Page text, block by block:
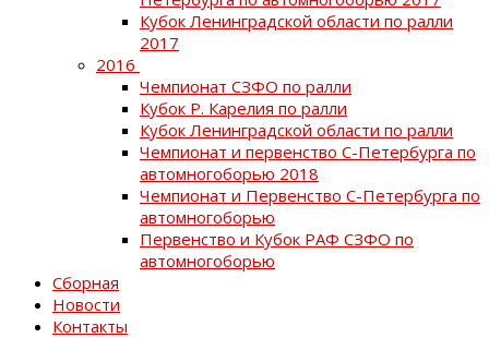
Кубок Ленинградской области по ралли
2017
2016
Чемпионат СЗФО по ралли
Кубок Р. Карелия по ралли
Кубок Ленинградской области по ралли
Чемпионат и первенство С-Петербурга по
автомногоборью 2018
Чемпионат и Первенство С-Петербурга по
автомногоборью
Первенство и Кубок РАФ СЗФО по
автомногоборью
Сборная
Новости
Контакты